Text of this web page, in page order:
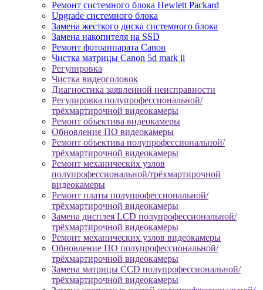
Ремонт системного блока Hewlett Packard
Upgrade системного блока
Замена жесткого диска системного блока
Замена накопителя на SSD
Ремонт фотоаппарата Canon
Чистка матрицы Canon 5d mark ii
Регулировка
Чистка видеоголовок
Диагностика заявленной неисправности
Регулировка полупрофессиональной/
трёхмартирочной видеокамеры
Ремонт объектива видеокамеры
Обновление ПО видеокамеры
Ремонт объектива полупрофессиональной/
трёхмартирочной видеокамеры
Ремонт механических узлов
полупрофессиональной/трёхмартирочной
видеокамеры
Ремонт платы полупрофессиональной/
трёхмартирочной видеокамеры
Замена дисплея LCD полупрофессиональной/
трёхмартирочной видеокамеры
Ремонт механических узлов видеокамеры
Обновление ПО полупрофессиональной/
трёхмартирочной видеокамеры
Замена матрицы CCD полупрофессиональной/
трёхмартирочной видеокамеры